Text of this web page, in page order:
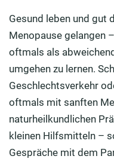
Gesund leben und gut
Menopause gelangen
oftmals als
umgehen zu lernen.
Geschlechtsverkehr
oftmals mit sanften
naturheilkundlichen
kleinen Hilfsmitteln –
Gespräche mit dem